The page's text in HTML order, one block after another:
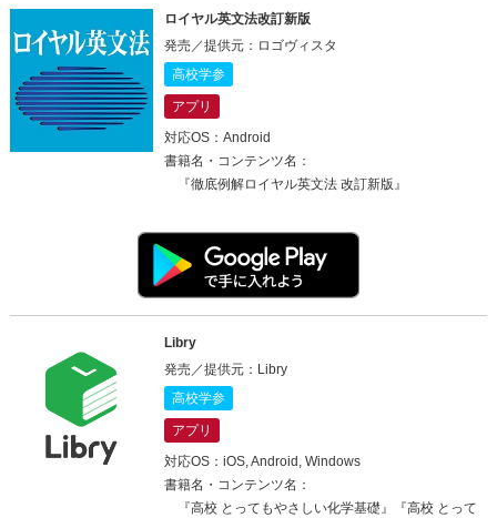
ロイヤル英文法改訂新版
発売／提供元：ロゴヴィスタ
高校学参
アプリ
対応OS：Android
書籍名・コンテンツ名：
『徹底例解ロイヤル英文法 改訂新版』
Libry
発売／提供元：Libry
高校学参
アプリ
対応OS：iOS, Android, Windows
書籍名・コンテンツ名：
『高校 とってもやさしい化学基礎』『高校 とって